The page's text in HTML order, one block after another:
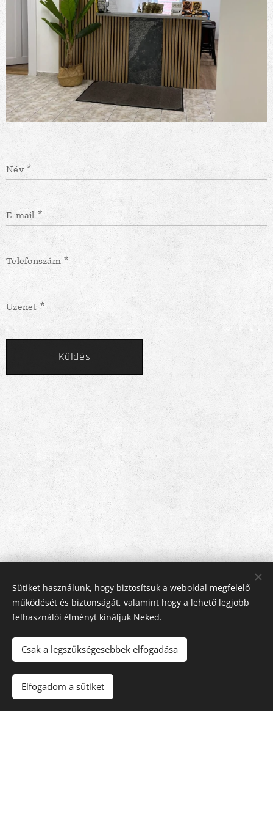
Név
E-mail
Telefonszám
Üzenet
Küldés
Minden jog fenntartva | Maxed Fitness Kft. 2026
Adatvédelmi Szabályzat
Sütiket használunk, hogy biztosítsuk a weboldal megfelelő
működését és biztonságát, valamint hogy a lehető legjobb
felhasználói élményt kínáljuk Neked.
Csak a legszükségesebbek elfogadása
Elfogadom a sütiket